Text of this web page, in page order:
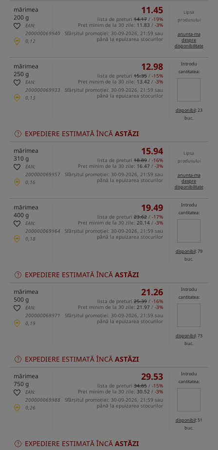
mărimea
200 g
EAN:
200000069940
0,12
11.45
lista de preturi 14.17 / -19%
Pret minim de la 30 zile: 11.83 / -3%
Sfârșitul promoției: 30-09-2026, 21:59 sau
până la epuizarea stocurilor
Lipsa
produsului
anunta-ma
despre
disponibilitate
mărimea
250 g
EAN:
200000069933
0,13
12.98
lista de preturi 15.35 / -15%
Pret minim de la 30 zile: 13.42 / -3%
Sfârșitul promoției: 30-09-2026, 21:59 sau
până la epuizarea stocurilor
Introdu
cantitatea:
disponibil: 23
buc.
EXPEDIERE ESTIMATĂ ÎNCĂ ASTĂZI
mărimea
310 g
EAN:
200000069957
0,16
15.94
lista de preturi 18.89 / -16%
Pret minim de la 30 zile: 16.47 / -3%
Sfârșitul promoției: 30-09-2026, 21:59 sau
până la epuizarea stocurilor
Lipsa
produsului
anunta-ma
despre
disponibilitate
mărimea
400 g
EAN:
200000069964
0,18
19.49
lista de preturi 23.62 / -17%
Pret minim de la 30 zile: 20.14 / -3%
Sfârșitul promoției: 30-09-2026, 21:59 sau
până la epuizarea stocurilor
Introdu
cantitatea:
disponibil: 79
buc.
EXPEDIERE ESTIMATĂ ÎNCĂ ASTĂZI
mărimea
500 g
EAN:
200000069971
0,19
21.26
lista de preturi 25.39 / -16%
Pret minim de la 30 zile: 21.97 / -3%
Sfârșitul promoției: 30-09-2026, 21:59 sau
până la epuizarea stocurilor
Introdu
cantitatea:
disponibil: 73
buc.
EXPEDIERE ESTIMATĂ ÎNCĂ ASTĂZI
mărimea
750 g
EAN:
200000069988
0,26
29.53
lista de preturi 34.85 / -15%
Pret minim de la 30 zile: 30.52 / -3%
Sfârșitul promoției: 30-09-2026, 21:59 sau
până la epuizarea stocurilor
Introdu
cantitatea:
disponibil: 51
buc.
EXPEDIERE ESTIMATĂ ÎNCĂ ASTĂZI